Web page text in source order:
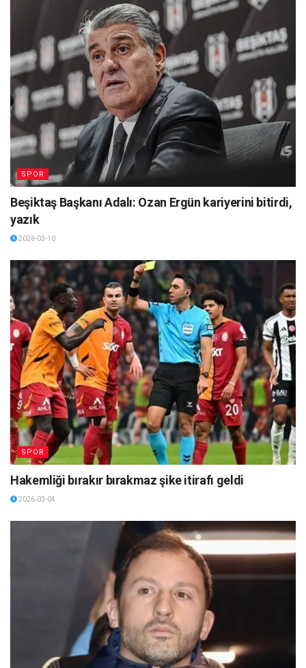
SPOR
Beşiktaş Başkanı Adalı: Ozan Ergün kariyerini bitirdi,
yazık
2026-03-10
SPOR
Hakemliği bırakır bırakmaz şike itirafı geldi
2026-03-04